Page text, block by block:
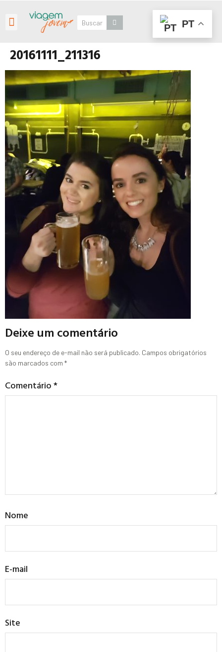
20161111_211316
Deixe um comentário
O seu endereço de e-mail não será publicado. Campos obrigatórios
são marcados com *
Comentário*
Nome
E-mail
Site
PT